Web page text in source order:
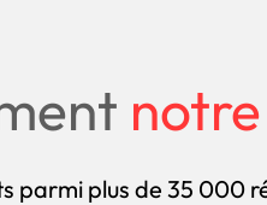
parmi plus de 35 000